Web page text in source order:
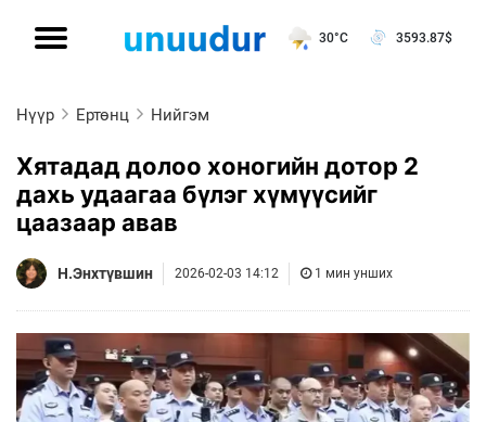
30°C 3593.87$
Нүүр Ертөнц Нийгэм
Хятадад долоо хоногийн дотор 2
дахь удаагаа бүлэг хүмүүсийг
цаазаар авав
Н.Энхтүвшин 2026-02-03 14:12 1 мин унших